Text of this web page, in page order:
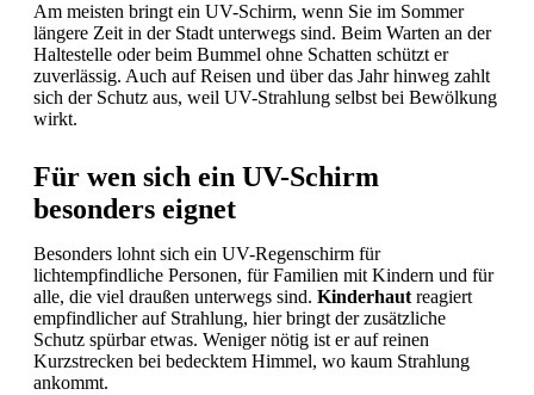
Am meisten bringt ein UV-Schirm, wenn Sie im Sommer
längere Zeit in der Stadt unterwegs sind. Beim Warten an der
Haltestelle oder beim Bummel ohne Schatten schützt er
zuverlässig. Auch auf Reisen und über das Jahr hinweg zahlt
sich der Schutz aus, weil UV-Strahlung selbst bei Bewölkung
wirkt.
Für wen sich ein UV-Schirm
besonders eignet
Besonders lohnt sich ein UV-Regenschirm für
lichtempfindliche Personen, für Familien mit Kindern und für
alle, die viel draußen unterwegs sind. Kinderhaut reagiert
empfindlicher auf Strahlung, hier bringt der zusätzliche
Schutz spürbar etwas. Weniger nötig ist er auf reinen
Kurzstrecken bei bedecktem Himmel, wo kaum Strahlung
ankommt.